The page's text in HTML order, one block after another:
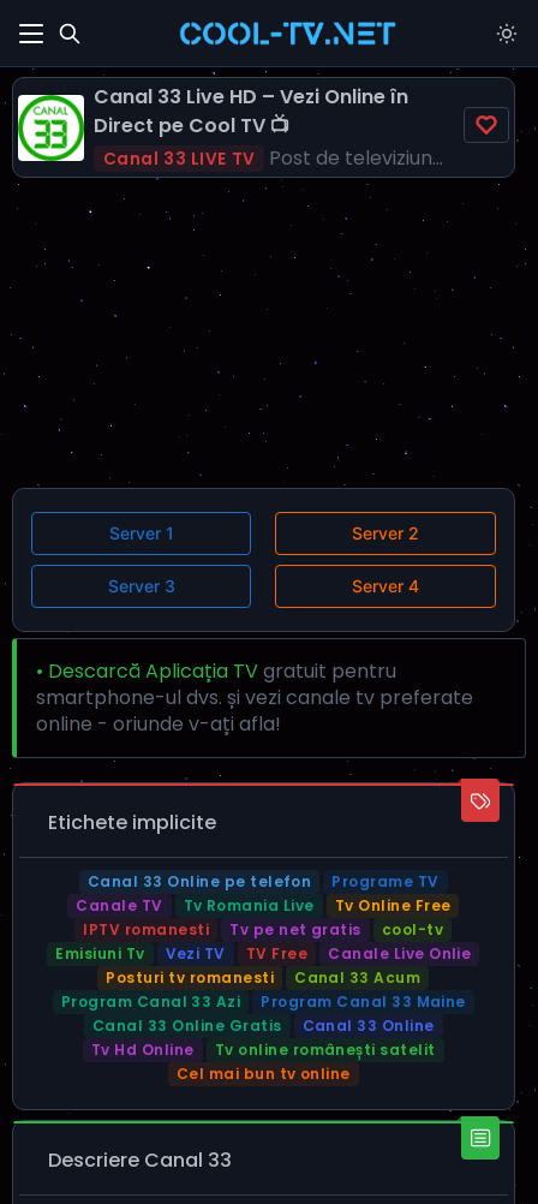
Canal 33 Live HD – Vezi Online în
Direct pe Cool TV 📺
Canal 33 LIVE TV Post de televiziune independent
Server 1 Server 2
Server 3 Server 4
• Descarcă Aplicația TVgratuit pentru
smartphone-ul dvs. și vezi canale tv preferate
online - oriunde v-ați afla!
Etichete implicite
Canal 33 Online pe telefon
Programe TV
Canale TV
Tv Romania Live
Tv Online Free
IPTV romanesti
Tv pe net gratis
cool-tv
Emisiuni Tv
Vezi TV TV Free
Canale Live Onlie
Posturi tv romanesti
Canal 33 Acum
Program Canal 33 Azi
Program Canal 33 Maine
Canal 33 Online Gratis
Canal 33 Online
Tv Hd Online
Tv online românești satelit
Cel mai bun tv online
Descriere Canal 33